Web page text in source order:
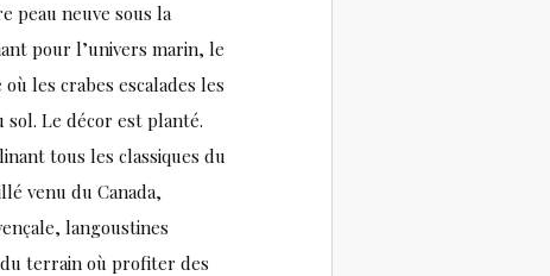
peau neuve sous la
pour l’univers marin, le
les crabes escalades les
sol. Le décor est planté.
tous les classiques du
venu du Canada,
langoustines
du terrain où profiter des